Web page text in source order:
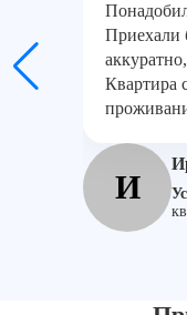
Приехали
Квартира
И